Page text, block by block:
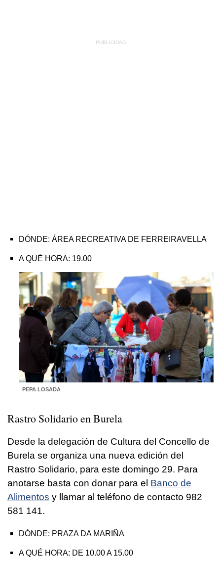
DÓNDE: ÁREA RECREATIVA DE FERREIRAVELLA
A QUÉ HORA: 19.00
PEPA LOSADA
Rastro Solidario en Burela
Desde la delegación de Cultura del Concello de
Burela se organiza una nueva edición del
Rastro Solidario, para este domingo 29. Para
anotarse basta con donar para el Banco de
Alimentos y llamar al teléfono de contacto 982
581 141.
DÓNDE: PRAZA DA MARIÑA
A QUÉ HORA: DE 10.00 A 15.00